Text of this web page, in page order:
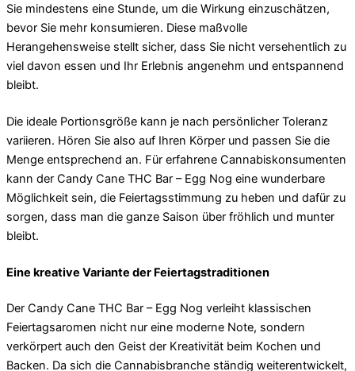
Sie mindestens eine Stunde, um die Wirkung einzuschätzen,
bevor Sie mehr konsumieren. Diese maßvolle
Herangehensweise stellt sicher, dass Sie nicht versehentlich zu
viel davon essen und Ihr Erlebnis angenehm und entspannend
bleibt.
Die ideale Portionsgröße kann je nach persönlicher Toleranz
variieren. Hören Sie also auf Ihren Körper und passen Sie die
Menge entsprechend an. Für erfahrene Cannabiskonsumenten
kann der Candy Cane THC Bar – Egg Nog eine wunderbare
Möglichkeit sein, die Feiertagsstimmung zu heben und dafür zu
sorgen, dass man die ganze Saison über fröhlich und munter
bleibt.
Eine kreative Variante der Feiertagstraditionen
Der Candy Cane THC Bar – Egg Nog verleiht klassischen
Feiertagsaromen nicht nur eine moderne Note, sondern
verkörpert auch den Geist der Kreativität beim Kochen und
Backen. Da sich die Cannabisbranche ständig weiterentwickelt,